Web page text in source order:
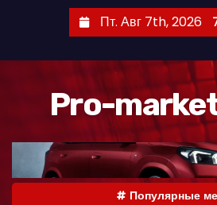
Пт. Авг 7th, 2026
Pro-
Популярные